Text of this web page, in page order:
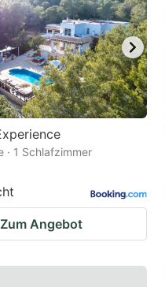
· 1 Schlafzimmer
Zum Angebot